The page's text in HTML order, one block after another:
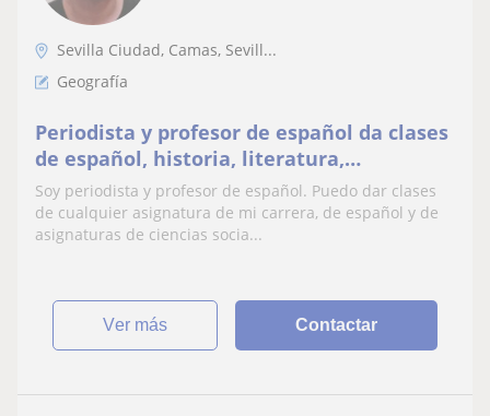
Sevilla Ciudad, Camas, Sevill...
Geografía
Periodista y profesor de español da clases
de español, historia, literatura,
periodismo, geografía, filosofía y ciencias
sociales
Soy periodista y profesor de español. Puedo dar clases
de cualquier asignatura de mi carrera, de español y de
asignaturas de ciencias socia...
ver más Contactar